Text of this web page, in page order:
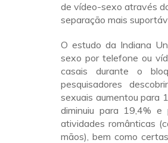
de vídeo-sexo através
separação mais
O estudo da Indiana
sexo por telefone ou
casais durante o
pesquisadores
sexuais aumentou para
diminuiu para 19,4% e
atividades românticas
mãos), bem como